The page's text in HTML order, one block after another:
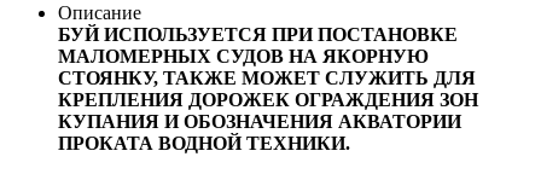
Описание
БУЙ ИСПОЛЬЗУЕТСЯ ПРИ ПОСТАНОВКЕ
МАЛОМЕРНЫХ СУДОВ НА ЯКОРНУЮ
СТОЯНКУ, ТАКЖЕ МОЖЕТ СЛУЖИТЬ ДЛЯ
КРЕПЛЕНИЯ ДОРОЖЕК ОГРАЖДЕНИЯ ЗОН
КУПАНИЯ И ОБОЗНАЧЕНИЯ АКВАТОРИИ
ПРОКАТА ВОДНОЙ ТЕХНИКИ.